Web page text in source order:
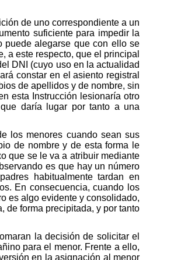
de uno correspondiente a un
suficiente para impedir la
puede alegarse que con ello se
a este respecto, que el principal
DNI (cuyo uso en la actualidad
constar en el asiento registral
de apellidos y de nombre, sin
esta Instrucción lesionaría otro
daría lugar por tanto a una
los menores cuando sean sus
de nombre y de esta forma le
que se le va a atribuir mediante
es que hay un número
habitualmente tardan en
En consecuencia, cuando los
es algo evidente y consolidado,
de forma precipitada, y por tanto
la decisión de solicitar el
para el menor. Frente a ello,
en la asignación al menor